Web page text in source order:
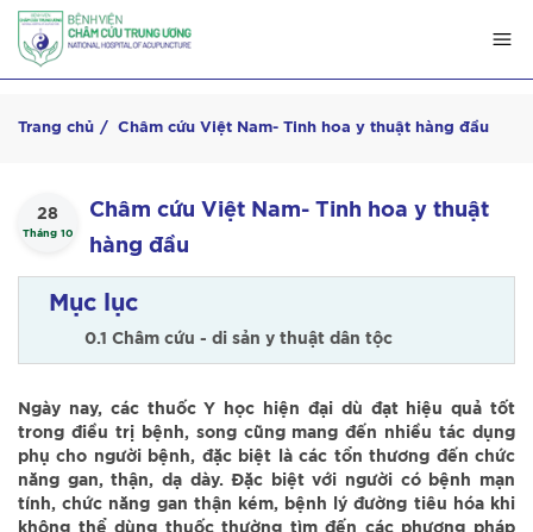
Trang chủ Châm cứu Việt Nam- Tinh hoa y thuật hàng đầu
28
Tháng 10
Châm cứu Việt Nam- Tinh hoa y thuật
hàng đầu
Mục lục
0.1 Châm cứu - di sản y thuật dân tộc
Ngày nay, các thuốc Y học hiện đại dù đạt hiệu quả tốt
trong điều trị bệnh, song cũng mang đến nhiều tác dụng
phụ cho người bệnh, đặc biệt là các tổn thương đến chức
năng gan, thận, dạ dày. Đặc biệt với người có bệnh mạn
tính, chức năng gan thận kém, bệnh lý đường tiêu hóa khi
không thể dùng thuốc thường tìm đến các phương pháp